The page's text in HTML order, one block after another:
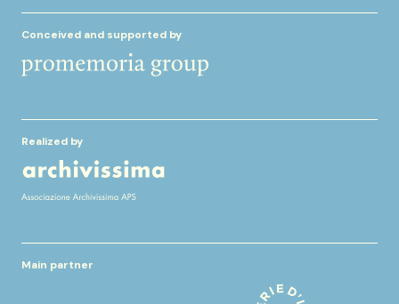
Conceived and supported by
Realized by
Main partner